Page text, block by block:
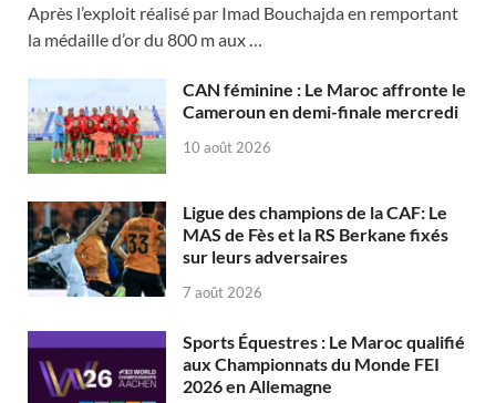
Après l’exploit réalisé par Imad Bouchajda en remportant
la médaille d’or du 800 m aux …
CAN féminine : Le Maroc affronte le
Cameroun en demi-finale mercredi
10 août 2026
Ligue des champions de la CAF: Le
MAS de Fès et la RS Berkane fixés
sur leurs adversaires
7 août 2026
Sports Équestres : Le Maroc qualifié
aux Championnats du Monde FEI
2026 en Allemagne